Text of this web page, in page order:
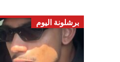
برشلونة اليوم